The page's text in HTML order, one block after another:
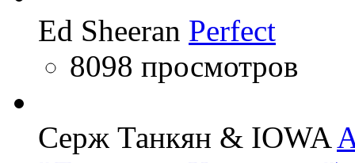
Ed Sheeran Perfect
8098 просмотров
Серж Танкян & IOWA